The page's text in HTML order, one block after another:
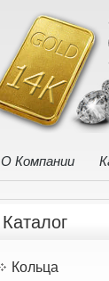
О Компании
Каталог
Кольца